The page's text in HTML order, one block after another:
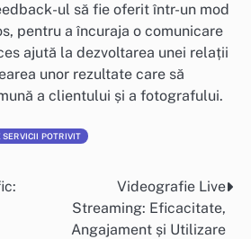
ul să fie oferit într-un mod
pentru a încuraja o comunicare
ajută la dezvoltarea unei relații
unor rezultate care să
a clientului și a fotografului.
POTRIVIT
Videografie Live
Streaming: Eficacitate,
Angajament și Utilizare